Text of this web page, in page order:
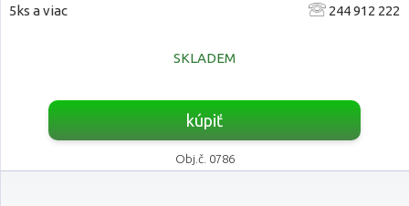
5ks a viac
244 912 222
SKLADEM
kúpiť
Obj.č. 0786